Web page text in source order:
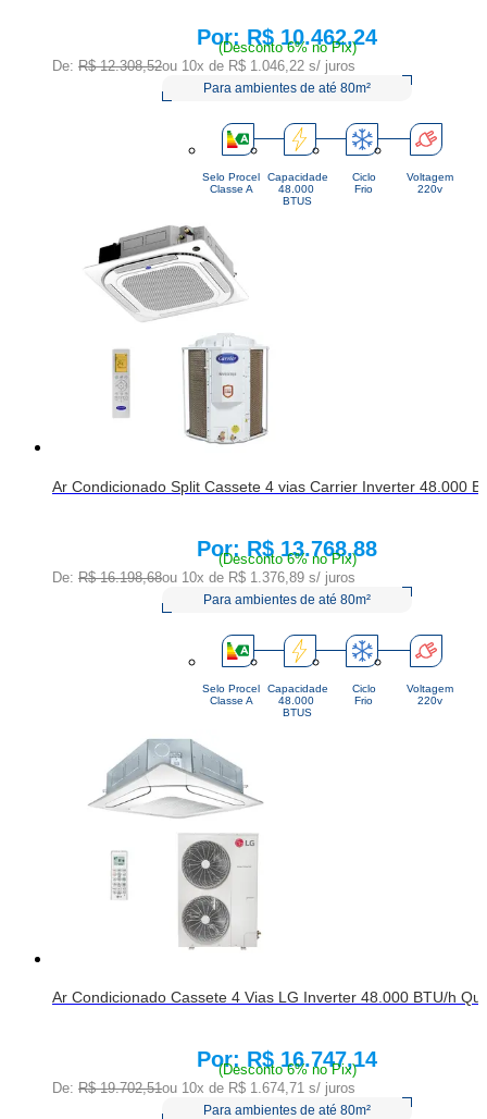
Price:
R$ 10.462,24
(Desconto 6% no Pix)
De: R$ 12.308,52ou 10x de R$ 1.046,22 s/ juros
Para ambientes de até 80m²
Selo Procel
Classe A
Capacidade
48.000
BTUS
Ciclo
Frio
Voltagem
220v
Ar Condicionado Split Cassete 4 vias Carrier Inverter 48.000
Price:
R$ 13.768,88
(Desconto 6% no Pix)
De: R$ 16.198,68ou 10x de R$ 1.376,89 s/ juros
Para ambientes de até 80m²
Selo Procel
Classe A
Capacidade
48.000
BTUS
Ciclo
Frio
Voltagem
220v
Ar Condicionado Cassete 4 Vias LG Inverter 48.000 BTU/h
Price:
R$ 16.747,14
(Desconto 6% no Pix)
De: R$ 19.702,51ou 10x de R$ 1.674,71 s/ juros
Para ambientes de até 80m²